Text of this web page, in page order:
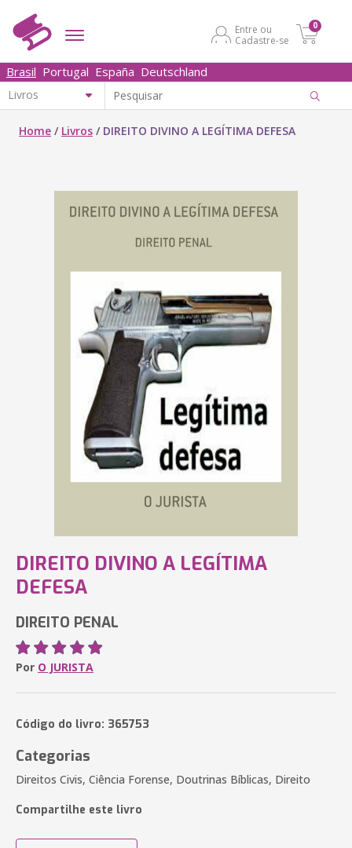
Entre ou
Cadastre-se
0
Brasil Portugal España Deutschland
Home / Livros / DIREITO DIVINO A LEGÍTIMA DEFESA
DIREITO DIVINO A LEGÍTIMA
DEFESA
DIREITO PENAL
Por O JURISTA
Código do livro: 365753
Categorias
Direitos Civis, Ciência Forense, Doutrinas Bíblicas, Direito
Compartilhe este livro